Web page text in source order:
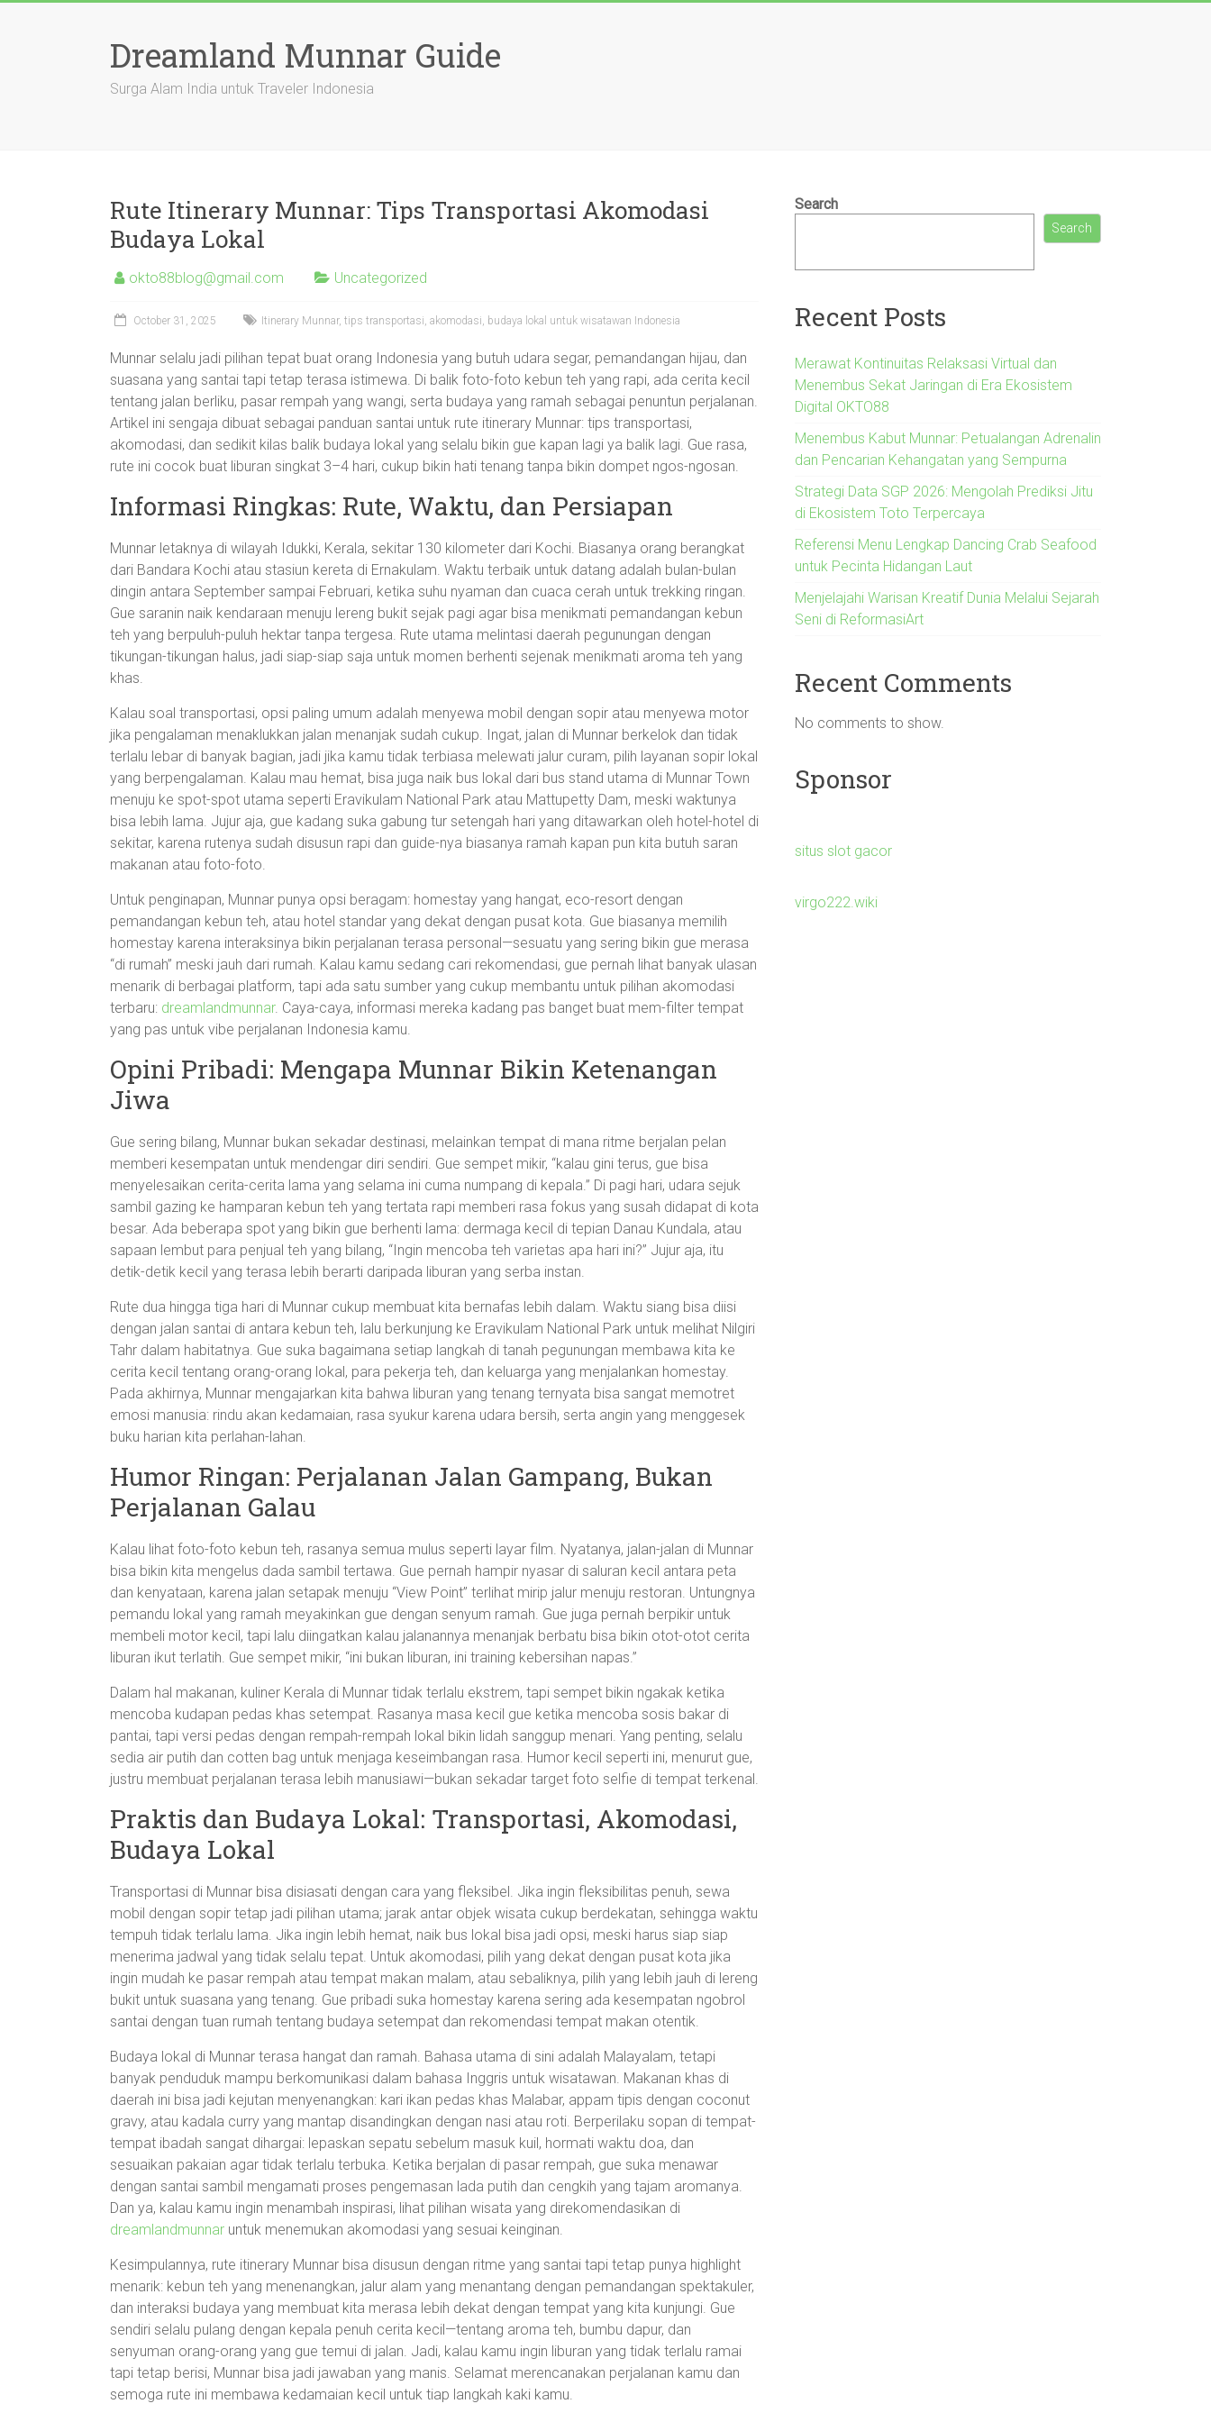
Dreamland Munnar Guide
Surga Alam India untuk Traveler Indonesia
Rute Itinerary Munnar: Tips Transportasi Akomodasi
Budaya Lokal
okto88blog@gmail.com Uncategorized
October 31, 2025 Itinerary Munnar, tips transportasi, akomodasi, budaya lokal untuk wisatawan Indonesia
Munnar selalu jadi pilihan tepat buat orang Indonesia yang butuh udara segar, pemandangan hijau, dan
suasana yang santai tapi tetap terasa istimewa. Di balik foto-foto kebun teh yang rapi, ada cerita kecil
tentang jalan berliku, pasar rempah yang wangi, serta budaya yang ramah sebagai penuntun perjalanan.
Artikel ini sengaja dibuat sebagai panduan santai untuk rute itinerary Munnar: tips transportasi,
akomodasi, dan sedikit kilas balik budaya lokal yang selalu bikin gue kapan lagi ya balik lagi. Gue rasa,
rute ini cocok buat liburan singkat 3–4 hari, cukup bikin hati tenang tanpa bikin dompet ngos-ngosan.
Informasi Ringkas: Rute, Waktu, dan Persiapan
Munnar letaknya di wilayah Idukki, Kerala, sekitar 130 kilometer dari Kochi. Biasanya orang berangkat
dari Bandara Kochi atau stasiun kereta di Ernakulam. Waktu terbaik untuk datang adalah bulan-bulan
dingin antara September sampai Februari, ketika suhu nyaman dan cuaca cerah untuk trekking ringan.
Gue saranin naik kendaraan menuju lereng bukit sejak pagi agar bisa menikmati pemandangan kebun
teh yang berpuluh-puluh hektar tanpa tergesa. Rute utama melintasi daerah pegunungan dengan
tikungan-tikungan halus, jadi siap-siap saja untuk momen berhenti sejenak menikmati aroma teh yang
khas.
Kalau soal transportasi, opsi paling umum adalah menyewa mobil dengan sopir atau menyewa motor
jika pengalaman menaklukkan jalan menanjak sudah cukup. Ingat, jalan di Munnar berkelok dan tidak
terlalu lebar di banyak bagian, jadi jika kamu tidak terbiasa melewati jalur curam, pilih layanan sopir lokal
yang berpengalaman. Kalau mau hemat, bisa juga naik bus lokal dari bus stand utama di Munnar Town
menuju ke spot-spot utama seperti Eravikulam National Park atau Mattupetty Dam, meski waktunya
bisa lebih lama. Jujur aja, gue kadang suka gabung tur setengah hari yang ditawarkan oleh hotel-hotel di
sekitar, karena rutenya sudah disusun rapi dan guide-nya biasanya ramah kapan pun kita butuh saran
makanan atau foto-foto.
Untuk penginapan, Munnar punya opsi beragam: homestay yang hangat, eco-resort dengan
pemandangan kebun teh, atau hotel standar yang dekat dengan pusat kota. Gue biasanya memilih
homestay karena interaksinya bikin perjalanan terasa personal—sesuatu yang sering bikin gue merasa
“di rumah” meski jauh dari rumah. Kalau kamu sedang cari rekomendasi, gue pernah lihat banyak ulasan
menarik di berbagai platform, tapi ada satu sumber yang cukup membantu untuk pilihan akomodasi
terbaru: dreamlandmunnar. Caya-caya, informasi mereka kadang pas banget buat mem-filter tempat
yang pas untuk vibe perjalanan Indonesia kamu.
Opini Pribadi: Mengapa Munnar Bikin Ketenangan
Jiwa
Gue sering bilang, Munnar bukan sekadar destinasi, melainkan tempat di mana ritme berjalan pelan
memberi kesempatan untuk mendengar diri sendiri. Gue sempet mikir, “kalau gini terus, gue bisa
menyelesaikan cerita-cerita lama yang selama ini cuma numpang di kepala.” Di pagi hari, udara sejuk
sambil gazing ke hamparan kebun teh yang tertata rapi memberi rasa fokus yang susah didapat di kota
besar. Ada beberapa spot yang bikin gue berhenti lama: dermaga kecil di tepian Danau Kundala, atau
sapaan lembut para penjual teh yang bilang, “Ingin mencoba teh varietas apa hari ini?” Jujur aja, itu
detik-detik kecil yang terasa lebih berarti daripada liburan yang serba instan.
Rute dua hingga tiga hari di Munnar cukup membuat kita bernafas lebih dalam. Waktu siang bisa diisi
dengan jalan santai di antara kebun teh, lalu berkunjung ke Eravikulam National Park untuk melihat Nilgiri
Tahr dalam habitatnya. Gue suka bagaimana setiap langkah di tanah pegunungan membawa kita ke
cerita kecil tentang orang-orang lokal, para pekerja teh, dan keluarga yang menjalankan homestay.
Pada akhirnya, Munnar mengajarkan kita bahwa liburan yang tenang ternyata bisa sangat memotret
emosi manusia: rindu akan kedamaian, rasa syukur karena udara bersih, serta angin yang menggesek
buku harian kita perlahan-lahan.
Humor Ringan: Perjalanan Jalan Gampang, Bukan
Perjalanan Galau
Kalau lihat foto-foto kebun teh, rasanya semua mulus seperti layar film. Nyatanya, jalan-jalan di Munnar
bisa bikin kita mengelus dada sambil tertawa. Gue pernah hampir nyasar di saluran kecil antara peta
dan kenyataan, karena jalan setapak menuju “View Point” terlihat mirip jalur menuju restoran. Untungnya
pemandu lokal yang ramah meyakinkan gue dengan senyum ramah. Gue juga pernah berpikir untuk
membeli motor kecil, tapi lalu diingatkan kalau jalanannya menanjak berbatu bisa bikin otot-otot cerita
liburan ikut terlatih. Gue sempet mikir, “ini bukan liburan, ini training kebersihan napas.”
Dalam hal makanan, kuliner Kerala di Munnar tidak terlalu ekstrem, tapi sempet bikin ngakak ketika
mencoba kudapan pedas khas setempat. Rasanya masa kecil gue ketika mencoba sosis bakar di
pantai, tapi versi pedas dengan rempah-rempah lokal bikin lidah sanggup menari. Yang penting, selalu
sedia air putih dan cotten bag untuk menjaga keseimbangan rasa. Humor kecil seperti ini, menurut gue,
justru membuat perjalanan terasa lebih manusiawi—bukan sekadar target foto selfie di tempat terkenal.
Praktis dan Budaya Lokal: Transportasi, Akomodasi,
Budaya Lokal
Transportasi di Munnar bisa disiasati dengan cara yang fleksibel. Jika ingin fleksibilitas penuh, sewa
mobil dengan sopir tetap jadi pilihan utama; jarak antar objek wisata cukup berdekatan, sehingga waktu
tempuh tidak terlalu lama. Jika ingin lebih hemat, naik bus lokal bisa jadi opsi, meski harus siap siap
menerima jadwal yang tidak selalu tepat. Untuk akomodasi, pilih yang dekat dengan pusat kota jika
ingin mudah ke pasar rempah atau tempat makan malam, atau sebaliknya, pilih yang lebih jauh di lereng
bukit untuk suasana yang tenang. Gue pribadi suka homestay karena sering ada kesempatan ngobrol
santai dengan tuan rumah tentang budaya setempat dan rekomendasi tempat makan otentik.
Budaya lokal di Munnar terasa hangat dan ramah. Bahasa utama di sini adalah Malayalam, tetapi
banyak penduduk mampu berkomunikasi dalam bahasa Inggris untuk wisatawan. Makanan khas di
daerah ini bisa jadi kejutan menyenangkan: kari ikan pedas khas Malabar, appam tipis dengan coconut
gravy, atau kadala curry yang mantap disandingkan dengan nasi atau roti. Berperilaku sopan di tempat-
tempat ibadah sangat dihargai: lepaskan sepatu sebelum masuk kuil, hormati waktu doa, dan
sesuaikan pakaian agar tidak terlalu terbuka. Ketika berjalan di pasar rempah, gue suka menawar
dengan santai sambil mengamati proses pengemasan lada putih dan cengkih yang tajam aromanya.
Dan ya, kalau kamu ingin menambah inspirasi, lihat pilihan wisata yang direkomendasikan di
dreamlandmunnar untuk menemukan akomodasi yang sesuai keinginan.
Kesimpulannya, rute itinerary Munnar bisa disusun dengan ritme yang santai tapi tetap punya highlight
menarik: kebun teh yang menenangkan, jalur alam yang menantang dengan pemandangan spektakuler,
dan interaksi budaya yang membuat kita merasa lebih dekat dengan tempat yang kita kunjungi. Gue
sendiri selalu pulang dengan kepala penuh cerita kecil—tentang aroma teh, bumbu dapur, dan
senyuman orang-orang yang gue temui di jalan. Jadi, kalau kamu ingin liburan yang tidak terlalu ramai
tapi tetap berisi, Munnar bisa jadi jawaban yang manis. Selamat merencanakan perjalanan kamu dan
semoga rute ini membawa kedamaian kecil untuk tiap langkah kaki kamu.
Search
Search
Recent Posts
Merawat Kontinuitas Relaksasi Virtual dan
Menembus Sekat Jaringan di Era Ekosistem
Digital OKTO88
Menembus Kabut Munnar: Petualangan Adrenalin
dan Pencarian Kehangatan yang Sempurna
Strategi Data SGP 2026: Mengolah Prediksi Jitu
di Ekosistem Toto Terpercaya
Referensi Menu Lengkap Dancing Crab Seafood
untuk Pecinta Hidangan Laut
Menjelajahi Warisan Kreatif Dunia Melalui Sejarah
Seni di ReformasiArt
Recent Comments
No comments to show.
Sponsor
situs slot gacor
virgo222.wiki